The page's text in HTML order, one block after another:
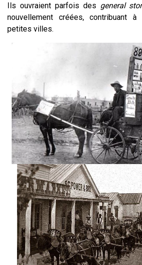
Ils ouvraient parfois des general
nouvellement créées, contribuant
petites villes.